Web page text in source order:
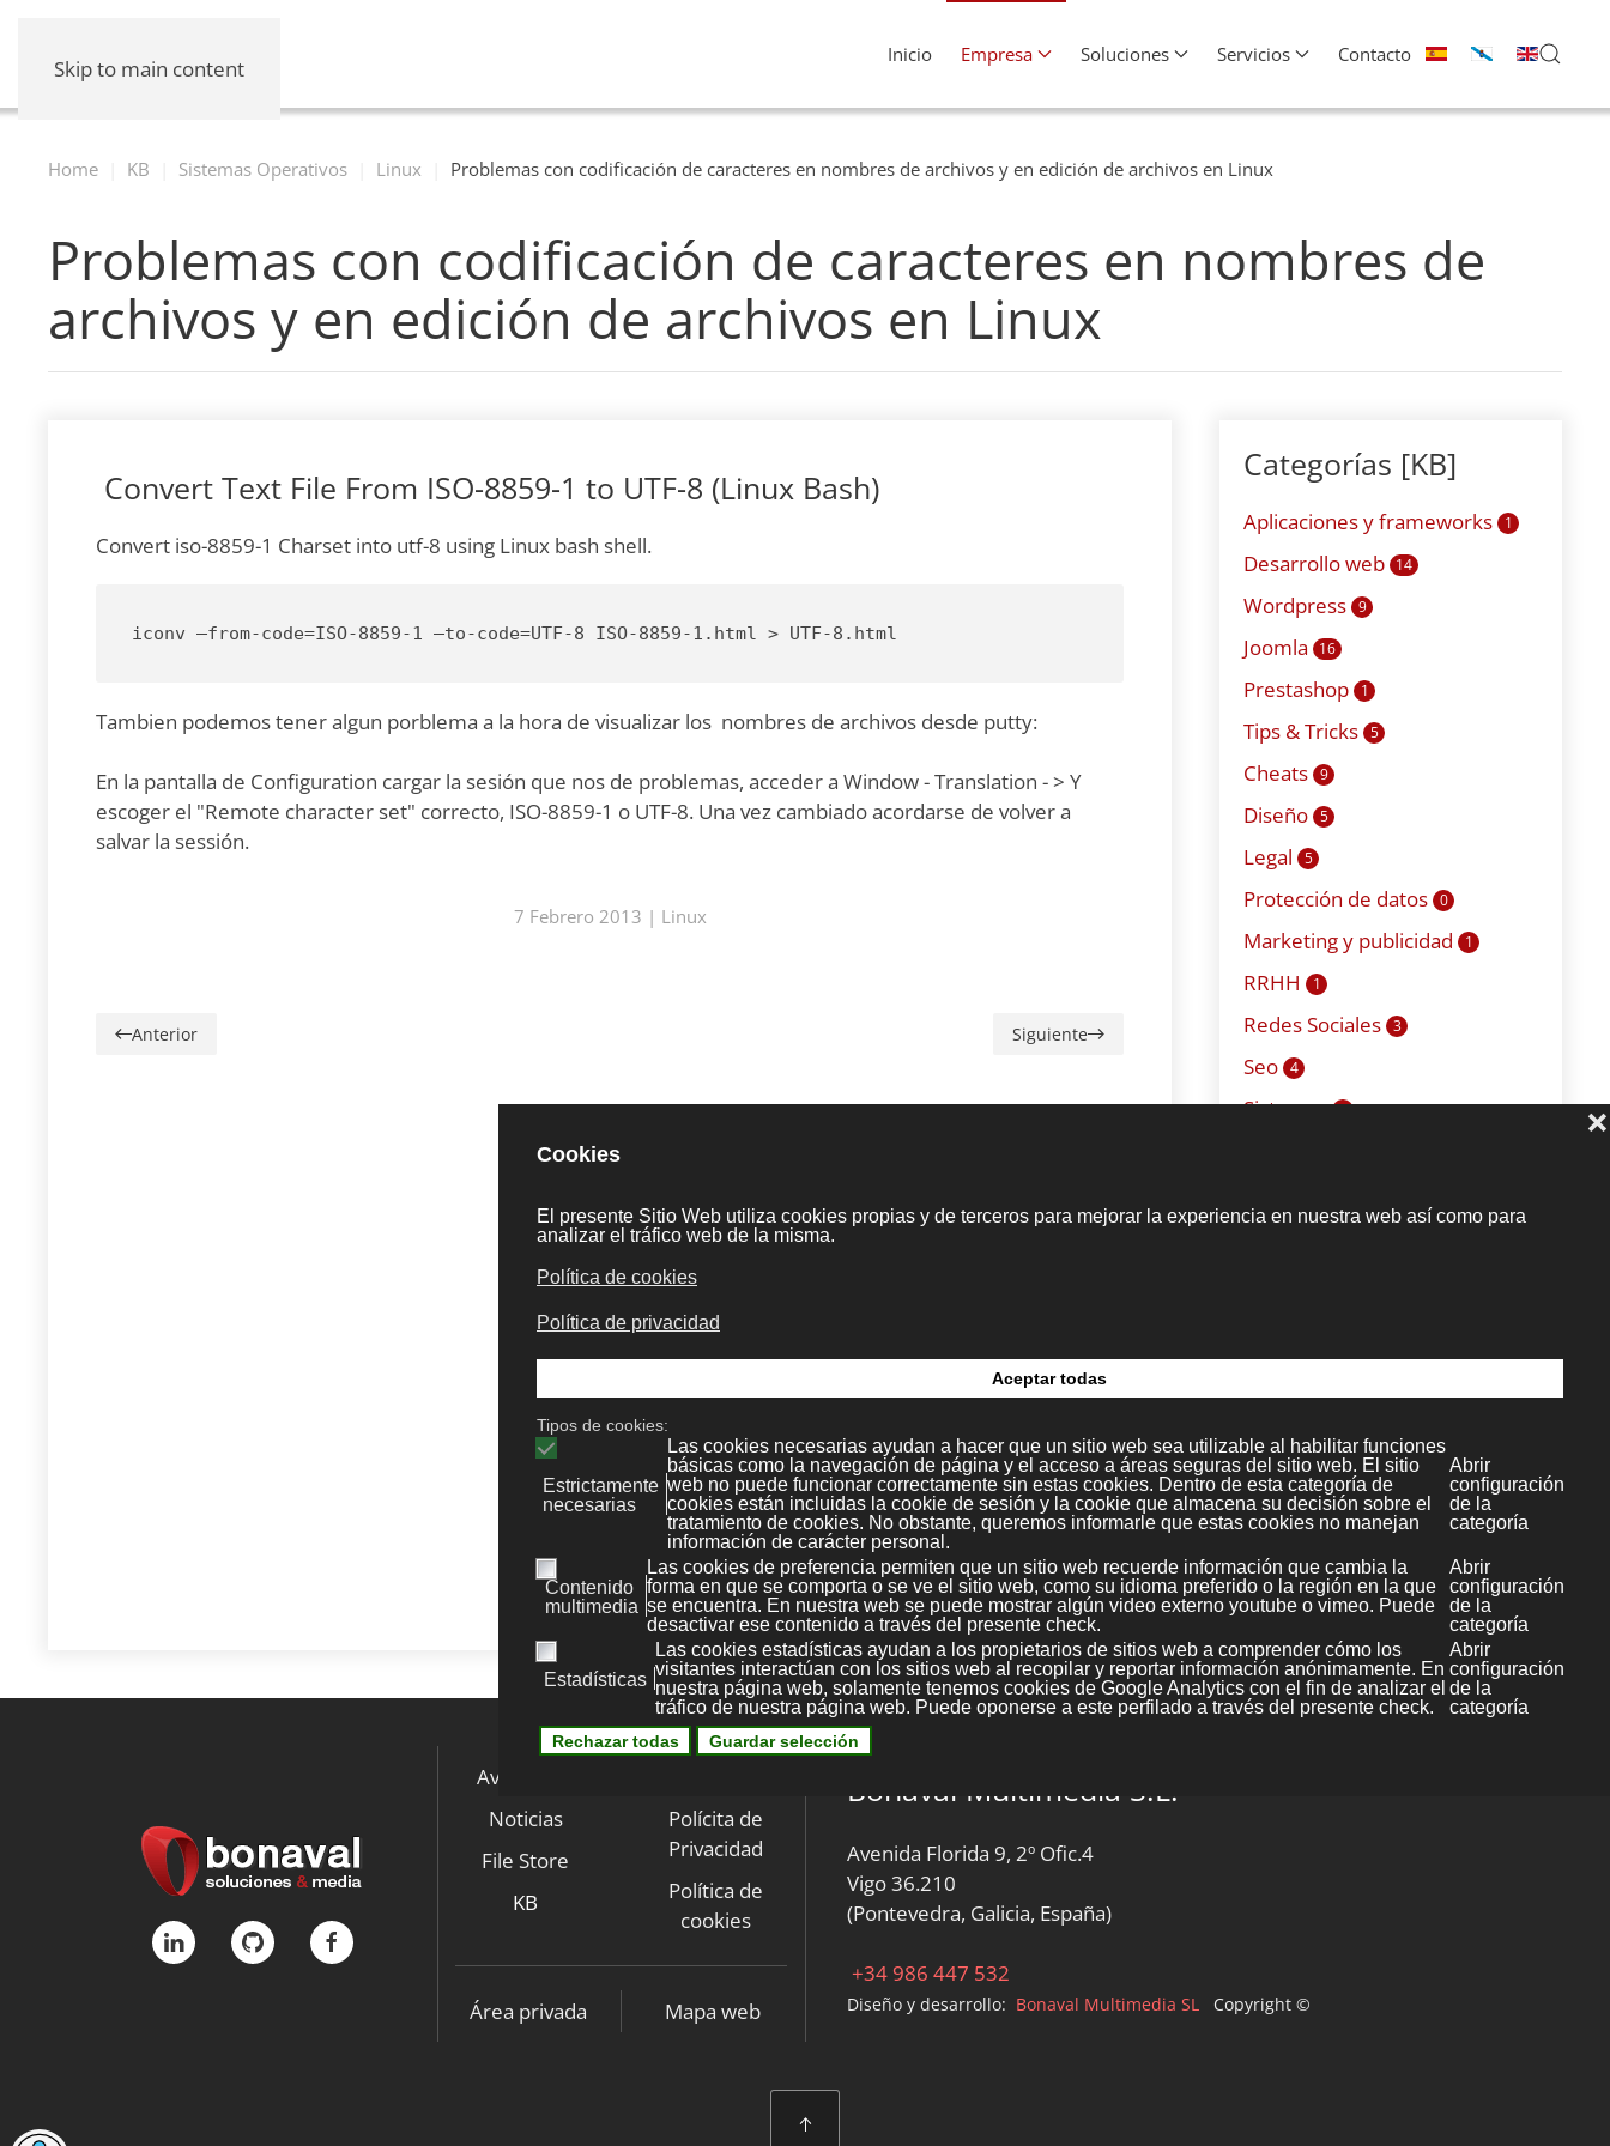
Skip to main content
Inicio Empresa Soluciones Servicios Contacto
Home KB Sistemas Operativos Linux Problemas con codificación de caracteres en nombres de archivos y en edición de archivos en Linux
Problemas con codificación de caracteres en nombres de
archivos y en edición de archivos en Linux
Convert Text File From ISO-8859-1 to UTF-8 (Linux Bash)
Convert iso-8859-1 Charset into utf-8 using Linux bash shell.
iconv –from-code=ISO-8859-1 –to-code=UTF-8 ISO-8859-1.html > UTF-8.html
Tambien podemos tener algun porblema a la hora de visualizar los nombres de archivos desde putty:
En la pantalla de Configuration cargar la sesión que nos de problemas, acceder a Window - Translation - > Y
escoger el "Remote character set" correcto, ISO-8859-1 o UTF-8. Una vez cambiado acordarse de volver a
salvar la sessión.
7 Febrero 2013 | Linux
Anterior Siguiente
Categorías [KB]
Aplicaciones y frameworks 1
Desarrollo web 14
Wordpress 9
Joomla 16
Prestashop 1
Tips & Tricks 5
Cheats 9
Diseño 5
Legal 5
Protección de datos 0
Marketing y publicidad 1
RRHH 1
Redes Sociales 3
Seo 4
Sistemas 2
Plesk 4
Redes 11
Servidor web 5
Apache 6
Sistemas Operativos 1
Linux 18
Windows 4
Bonaval Multimedia S.L.
Avenida Florida 9, 2º Ofic.4
Vigo 36.210
(Pontevedra, Galicia, España)
+34 986 447 532
Diseño y desarrollo: Bonaval Multimedia SL Copyright ©
Aviso legal
Noticias
File Store
KB
Polícita de
Privacidad
Política de
cookies
Área privada Mapa web